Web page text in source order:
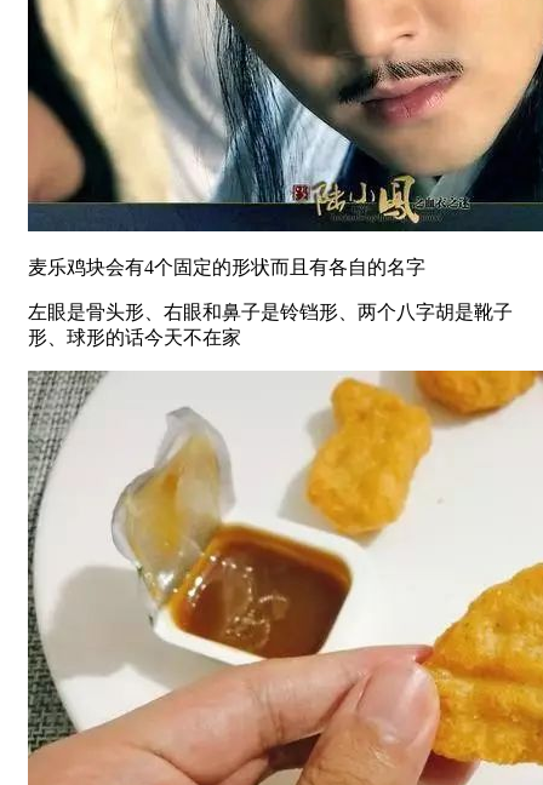
麦乐鸡块会有4个固定的形状而且有各自的名字
左眼是骨头形、右眼和鼻子是铃铛形、两个八字胡是靴子
形、球形的话今天不在家